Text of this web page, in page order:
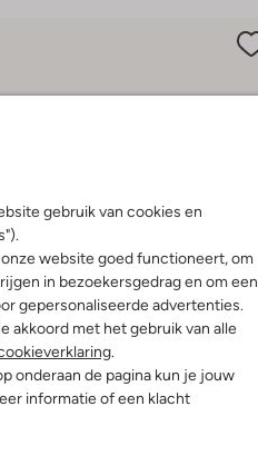
gebruik van cookies en
website goed functioneert, om
in bezoekersgedrag en om een
gepersonaliseerde advertenties.
akkoord met het gebruik van alle
.
onderaan de pagina kun je jouw
informatie of een klacht
Laatste items